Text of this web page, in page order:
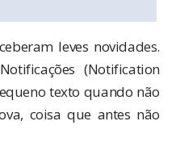
leves novidades.
(Notification
texto quando não
coisa que antes não